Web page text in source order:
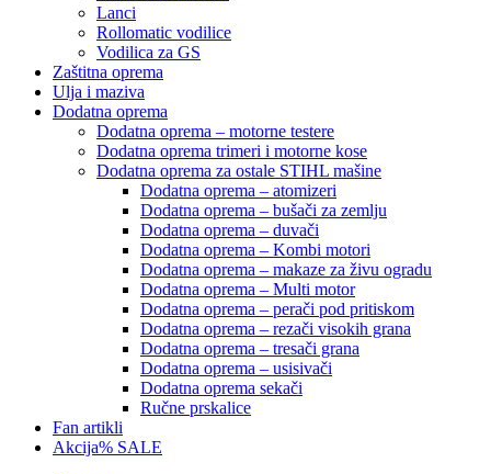
Lanci
Rollomatic vodilice
Vodilica za GS
Zaštitna oprema
Ulja i maziva
Dodatna oprema
Dodatna oprema – motorne testere
Dodatna oprema trimeri i motorne kose
Dodatna oprema za ostale STIHL mašine
Dodatna oprema – atomizeri
Dodatna oprema – bušači za zemlju
Dodatna oprema – duvači
Dodatna oprema – Kombi motori
Dodatna oprema – makaze za živu ogradu
Dodatna oprema – Multi motor
Dodatna oprema – perači pod pritiskom
Dodatna oprema – rezači visokih grana
Dodatna oprema – tresači grana
Dodatna oprema – usisivači
Dodatna oprema sekači
Ručne prskalice
Fan artikli
Akcija% SALE